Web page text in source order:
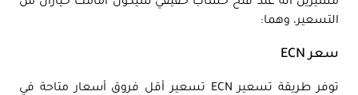
مشيرين أنه عند فتح حساب حقيقي سيكون أمامك خياران من
التسعير، وهما:
سعر ECN
توفر طريقة تسعير ECN تسعير أقل فروق أسعار متاحة في